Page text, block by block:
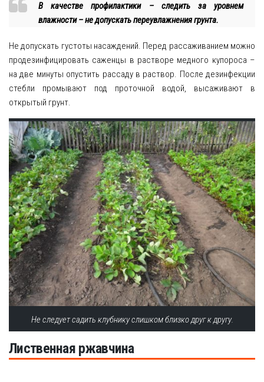
В качестве профилактики – следить за уровнем
влажности – не допускать переувлажнения грунта.
Не допускать густоты насаждений. Перед рассаживанием можно
продезинфицировать саженцы в растворе медного купороса –
на две минуты опустить рассаду в раствор. После дезинфекции
стебли промывают под проточной водой, высаживают в
открытый грунт.
Не следует садить клубнику слишком близко друг к другу.
Лиственная ржавчина